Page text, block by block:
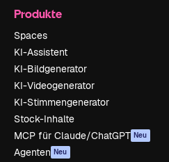
Produkte
Spaces
KI-Assistent
KI-Bildgenerator
KI-Videogenerator
KI-Stimmengenerator
Stock-Inhalte
MCP für Claude/ChatGPT Neu
Agenten Neu